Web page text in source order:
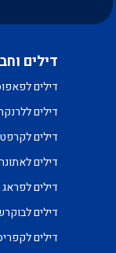
דילים
דילים
דילים
דילים
דילים
דילים לפראג
דילים
דילים